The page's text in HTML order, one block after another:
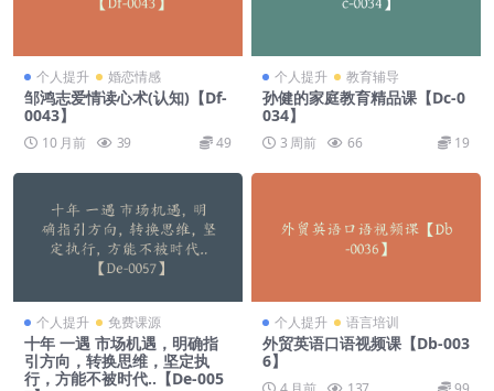
个人提升 婚恋情感
邹鸿志爱情读心术(认知)【Df-
0043】
10 月前 39 49
个人提升 教育辅导
孙健的家庭教育精品课【Dc-0
034】
3 周前 66 19
个人提升 免费课源
十年 一遇 市场机遇，明确指
引方向，转换思维，坚定执
行，方能不被时代..【De-005
个人提升 语言培训
外贸英语口语视频课【Db-003
6】